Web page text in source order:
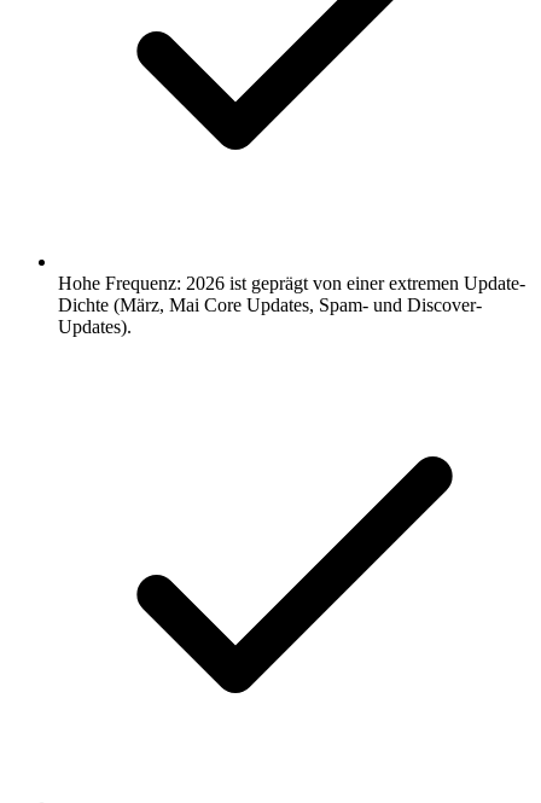
Hohe Frequenz: 2026 ist geprägt von einer extremen Update-
Dichte (März, Mai Core Updates, Spam- und Discover-
Updates).